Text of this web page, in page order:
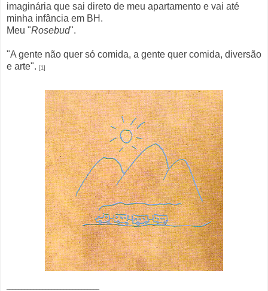
imaginária que sai direto de meu apartamento e vai até
minha infância em BH.
Meu "Rosebud".
"A gente não quer só comida, a gente quer comida, diversão
e arte". [1]